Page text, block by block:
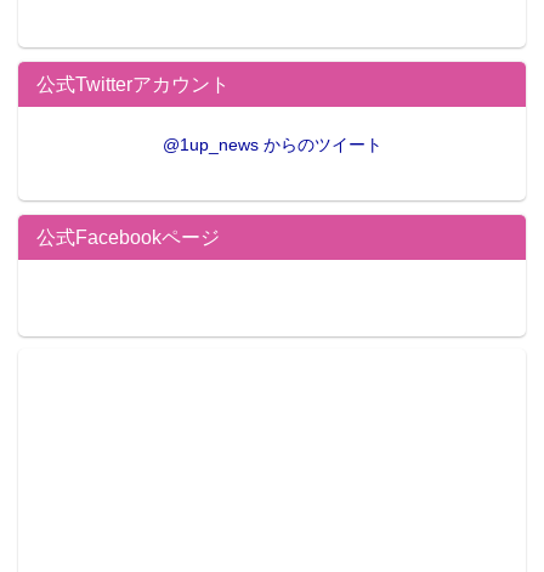
公式Twitterアカウント
@1up_news からのツイート
公式Facebookページ